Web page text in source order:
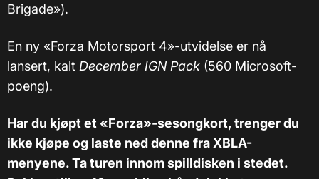
Brigade»).
En ny «Forza Motorsport 4»-utvidelse er nå
lansert, kalt December IGN Pack (560 Microsoft-
poeng).
Har du kjøpt et «Forza»-sesongkort, trenger du
ikke kjøpe og laste ned denne fra XBLA-
menyene. Ta turen innom spilldisken i stedet.